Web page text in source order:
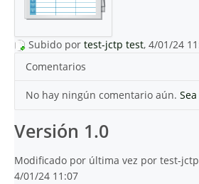
Subido por test-jctp test, 4/01/24
Comentarios
No hay ningún comentario aún.
Versión 1.0
Modificado por última vez por test-
4/01/24 11:07